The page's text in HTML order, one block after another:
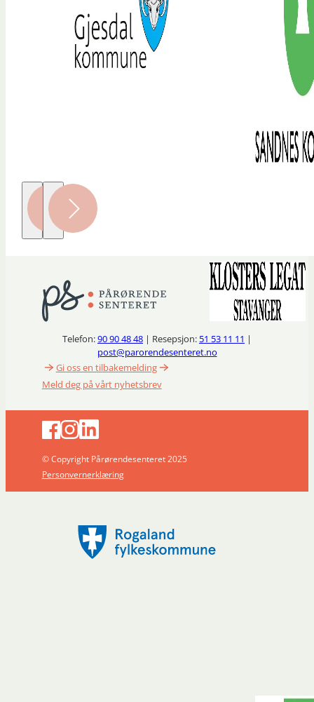
Telefon:90 90 48 48 | Resepsjon: 51 53 11 11 |
post@parorendesenteret.no
Gi oss en tilbakemelding
Meld deg på vårt nyhetsbrev
© Copyright Pårørendesenteret 2025
Personvernerklæring